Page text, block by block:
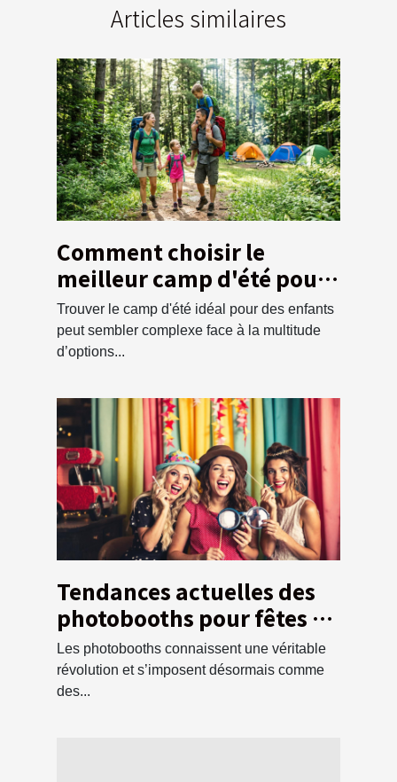
Articles similaires
Comment choisir le
meilleur camp d'été pour
vos enfants ?
Trouver le camp d'été idéal pour des enfants
peut sembler complexe face à la multitude
d’options...
Tendances actuelles des
photobooths pour fêtes et
événements
Les photobooths connaissent une véritable
révolution et s’imposent désormais comme
des...